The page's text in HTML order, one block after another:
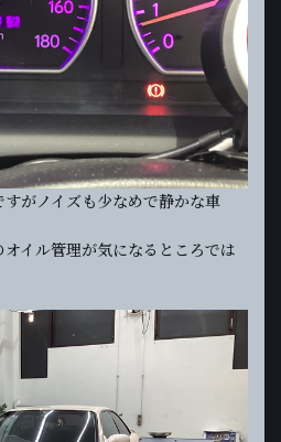
がノイズも少なめで静かな車
イル管理が気になるところでは